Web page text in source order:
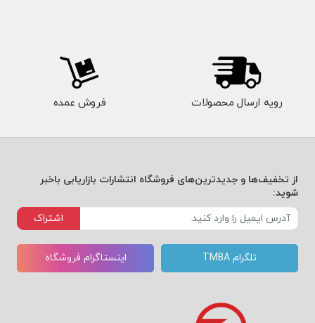
رویه ارسال محصولات فروش عمده
از تخفیف‌ها و جدیدترین‌های فروشگاه انتشارات بازاریابی باخبر
شوید:
اشتراک
تلگرام TMBA اینستاگرام فروشگاه